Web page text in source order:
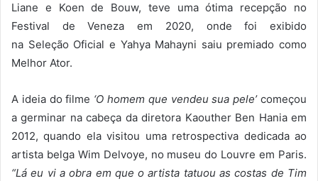
Liane e Koen de Bouw, teve uma ótima recepção no
Festival de Veneza em 2020, onde foi exibido
na Seleção Oficial e Yahya Mahayni saiu premiado como
Melhor Ator.
A ideia do filme ‘O homem que vendeu sua pele’ começou
a germinar na cabeça da diretora Kaouther Ben Hania em
2012, quando ela visitou uma retrospectiva dedicada ao
artista belga Wim Delvoye, no museu do Louvre em Paris.
“Lá eu vi a obra em que o artista tatuou as costas de Tim